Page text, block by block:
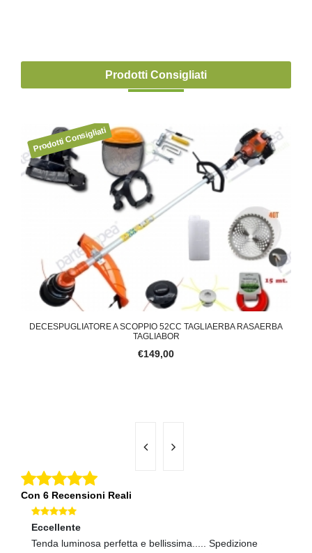
Prodotti Consigliati
DECESPUGLIATORE A SCOPPIO 52CC TAGLIAERBA RASAERBA
TAGLIABOR
€149,00
Con 6 Recensioni Reali
Eccellente
Tenda luminosa perfetta e bellissima..... Spedizione